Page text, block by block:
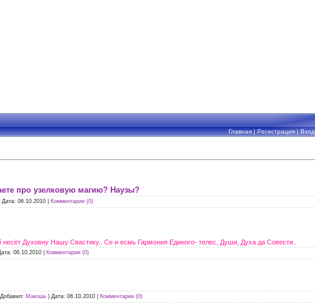
Главная|Регистрация|Вход
про узелковую магию? Наузы?
Дата: 06.10.2010 Комментарии (0)
Духовну Нашу Свастику.. Се и есмь Гармония Единого- телес, Души, Духа да Совести..
06.10.2010 Комментарии (0)
Добавил: Макошь Дата: 06.10.2010 Комментарии (0)